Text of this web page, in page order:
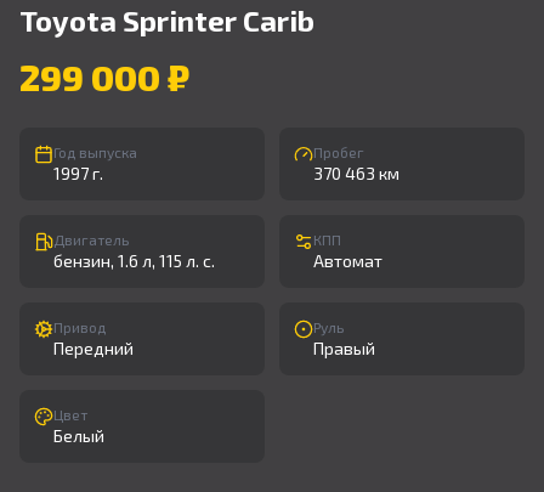
Toyota Sprinter Carib
299 000 ₽
Год выпуска
1997 г.
Пробег
370 463 км
Двигатель
бензин, 1.6 л, 115 л. с.
КПП
Автомат
Привод
Передний
Руль
Правый
Цвет
Белый